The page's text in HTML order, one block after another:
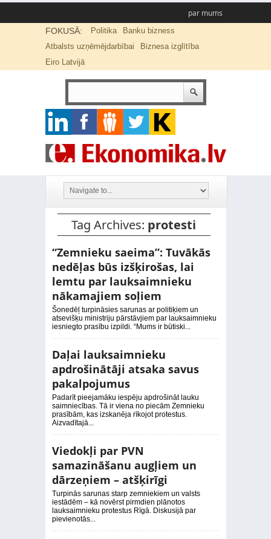
par mums
FOKUSĀ: Politika
Banku bizness
Atbalsts uzņēmējdarbībai
Biznesa izglītība
Eiro Latvijā
Tag Archives: protesti
“Zemnieku saeima”: Tuvākās
nedēļas būs izšķirošas, lai
lemtu par lauksaimnieku
nākamajiem soļiem
Šonedēļ turpināsies sarunas ar politiķiem un
atsevišķu ministriju pārstāvjiem par lauksaimnieku
iesniegto prasību izpildi. “Mums ir būtiski...
Daļai lauksaimnieku
apdrošinātāji atsaka savus
pakalpojumus
Padarīt pieejamāku iespēju apdrošināt lauku
saimniecības. Tā ir viena no piecām Zemnieku
prasībām, kas izskanēja rīkojot protestus.
Aizvadītajā...
Viedokļi par PVN
samazināšanu augļiem un
dārzeņiem – atšķirīgi
Turpinās sarunas starp zemniekiem un valsts
iestādēm – kā novērst pirmdien plānotos
lauksaimnieku protestus Rīgā. Diskusijā par
pievienotās...